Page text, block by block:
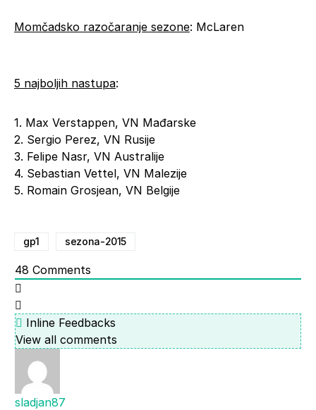
Momčadsko razočaranje sezone: McLaren
5 najboljih nastupa:
1. Max Verstappen, VN Mađarske
2. Sergio Perez, VN Rusije
3. Felipe Nasr, VN Australije
4. Sebastian Vettel, VN Malezije
5. Romain Grosjean, VN Belgije
gp1 sezona-2015
48 Comments
Inline Feedbacks
View all comments
sladjan87